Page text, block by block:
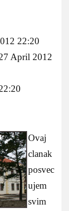
22:20
April 2012
Ovaj
clanak
posvec
ujem
svim